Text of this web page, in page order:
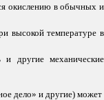
окислению в обычных и
высокой температуре в
другие механические
дело» и другие) может